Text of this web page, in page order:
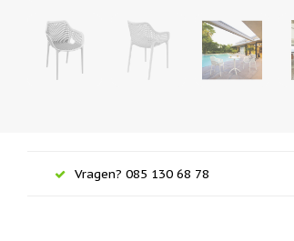
Vragen? 085 130 68 78